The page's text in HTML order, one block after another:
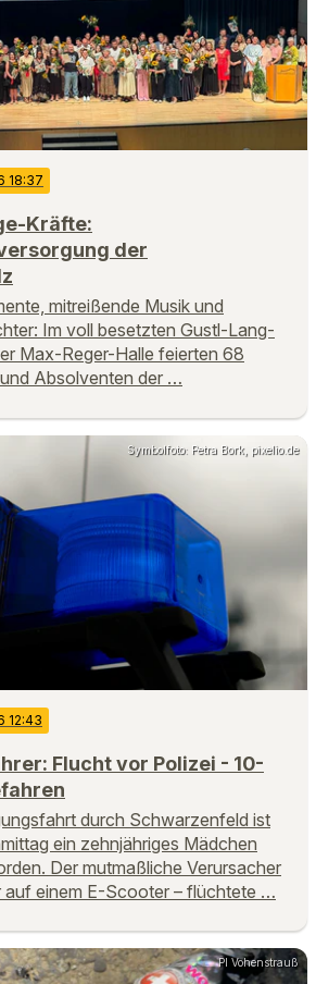
18:37
Kräfte:
der
mitreißende Musik und
Im voll besetzten Gustl-Lang-
Max-Reger-Halle feierten 68
Absolventen der …
Symbolfoto: Petra Bork, pixelio.de
12:43
Flucht vor Polizei - 10-
durch Schwarzenfeld ist
ein zehnjähriges Mädchen
Der mutmaßliche Verursacher
auf einem E-Scooter – flüchtete …
PI Vohenstrauß